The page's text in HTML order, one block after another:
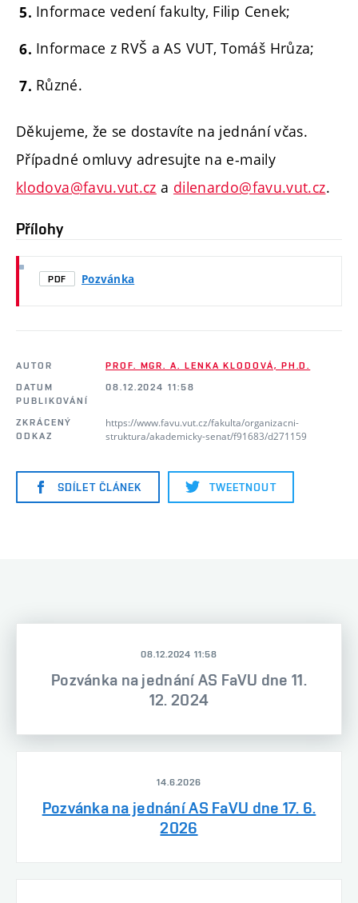
Informace vedení fakulty, Filip Cenek;
Informace z RVŠ a AS VUT, Tomáš Hrůza;
Různé.
Děkujeme, že se dostavíte na jednání včas.
Případné omluvy adresujte na e-maily
klodova@favu.vut.cz a dilenardo@favu.vut.cz.
Přílohy
PDF Pozvánka
AUTOR
PROF. MGR. A. LENKA KLODOVÁ, PH.D.
DATUM
PUBLIKOVÁNÍ
08.12.2024 11:58
ZKRÁCENÝ
ODKAZ
https://www.favu.vut.cz/fakulta/organizacni-
struktura/akademicky-senat/f91683/d271159
SDÍLET ČLÁNEK TWEETNOUT
08.12.2024 11:58
Pozvánka na jednání AS FaVU dne 11.
12. 2024
14.6.2026
Pozvánka na jednání AS FaVU dne 17. 6.
2026